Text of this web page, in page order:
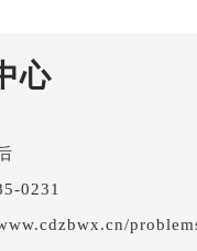
省牡丹江市东安区太平
省齐齐哈尔市龙沙区龙
省伊春市伊美区通河路
心
0231